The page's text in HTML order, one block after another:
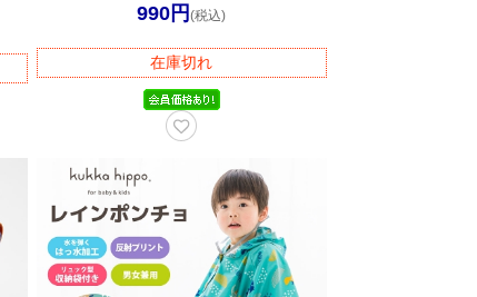
990円(税込)
在庫切れ